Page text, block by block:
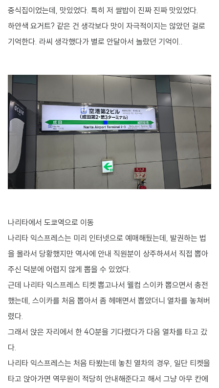
중식집이었는데, 맛있었다. 특히 저 쌀밥이 진짜 진짜 맛있었다.
하얀색 요거트? 같은 건 생각보다 맛이 자극적이지는 않았던 걸로
기억한다. 라씨 생각했다가 별로 안달아서 놀랐던 기억이..
나리타에서 도쿄역으로 이동
나리타 익스프레스는 미리 인터넷으로 예매해뒀는데, 발권하는 법
을 몰라서 당황했지만 역사에 안내 직원분이 상주하셔서 직접 뽑아
주신 덕분에 어렵지 않게 뽑을 수 있었다.
근데 나리타 익스프레스 티켓 뽑고나서 웰컴 스이카 뽑으면서 충전
했는데, 스이카를 처음 뽑아서 좀 헤매면서 뽑았더니 열차를 놓쳐버
렸다.
그래서 앉은 자리에서 한 40분을 기다렸다가 다음 열차를 타고 갔
다.
나리타 익스프레스는 처음 타봤는데 놓친 열차의 경우, 일단 티켓을
타고 앉아가면 역무원이 적당히 안내해준다고 해서 그냥 아무 칸에